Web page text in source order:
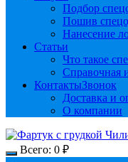
Подбор
Пошив
Нанесение
Статьи
Что такое
Справочная
КонтактыЗвонок
Доставка и
О компании
Всего: 0 ₽